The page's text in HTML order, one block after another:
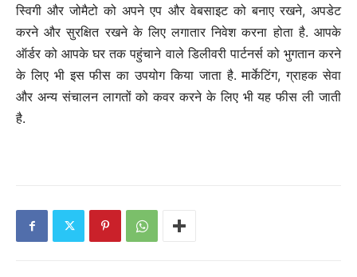
स्विगी और जोमैटो को अपने एप और वेबसाइट को बनाए रखने, अपडेट
करने और सुरक्षित रखने के लिए लगातार निवेश करना होता है. आपके
ऑर्डर को आपके घर तक पहुंचाने वाले डिलीवरी पार्टनर्स को भुगतान करने
के लिए भी इस फीस का उपयोग किया जाता है. मार्केटिंग, ग्राहक सेवा
और अन्य संचालन लागतों को कवर करने के लिए भी यह फीस ली जाती
है.